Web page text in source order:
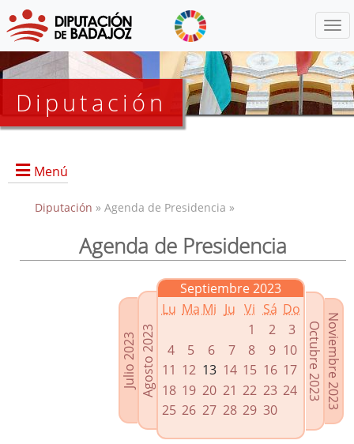
Diputación
Menú
Presidencia
Enlaces relacionados
Agenda de Presidencia
Plenos provinciales y Juntas de gobierno
Oficina de Proyectos Europeos
Diputación » Agenda de Presidencia »
Agenda de Presidencia
Julio 2023Agosto 2023
Septiembre 2023
Lu Ma Mi Ju Vi Sá Do
1
2
3
4
5 6 7 8 9 10
11 12 13 14 15 16 17
18 19 20 21 22 23 24
25 26 27 28 29 30
Noviembre 2023
Octubre 2023